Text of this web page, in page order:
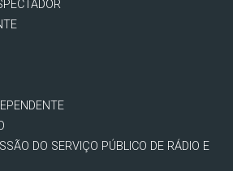
DO SERVIÇO PÚBLICO DE RÁDIO E